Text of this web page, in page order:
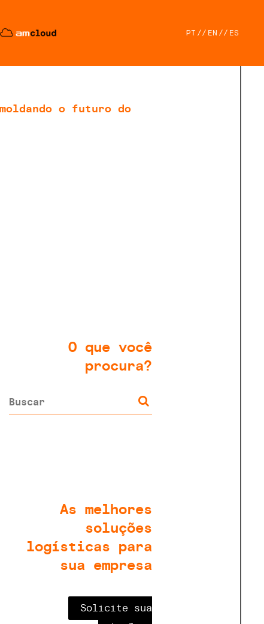
PT // EN // ES
o futuro do
O que você
procura?
As melhores
soluções
logísticas para
sua empresa
Solicite sua